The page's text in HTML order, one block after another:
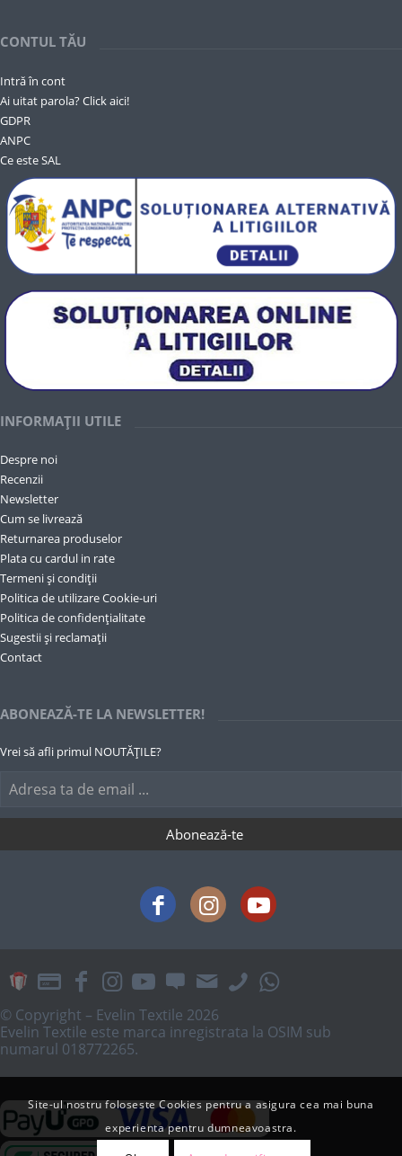
CONTUL TĂU
Intră în cont
Ai uitat parola? Click aici!
GDPR
ANPC
Ce este SAL
INFORMAȚII UTILE
Despre noi
Recenzii
Newsletter
Cum se livrează
Returnarea produselor
Plata cu cardul in rate
Termeni și condiții
Politica de utilizare Cookie-uri
Politica de confidențialitate
Sugestii și reclamații
Contact
ABONEAZĂ-TE LA NEWSLETTER!
Vrei să afli primul NOUTĂȚILE?
© Copyright – Evelin Textile 2026
Evelin Textile este marca inregistrata la OSIM sub
numarul 018772265.
Site-ul nostru foloseste Cookies pentru a asigura cea mai buna
experienta pentru dumneavoastra.